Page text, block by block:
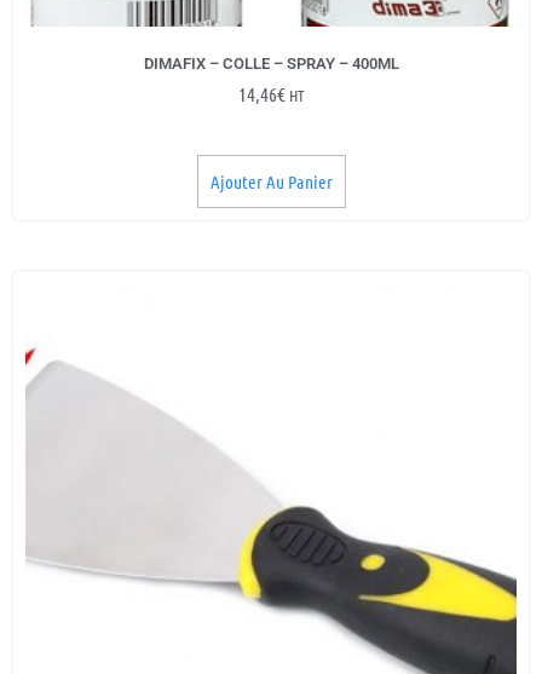
DIMAFIX – COLLE – SPRAY – 400ML
14,46€ HT
Ajouter Au Panier